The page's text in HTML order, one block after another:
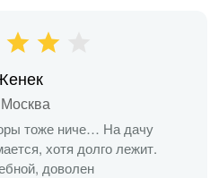
Москва
тоже ниче… На дачу
хотя долго лежит.
доволен